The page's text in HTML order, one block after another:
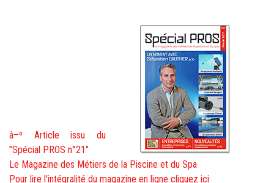
â–º Article issu du
"Spécial PROS n°21"
Le Magazine des Métiers de la Piscine et du Spa
Pour lire l'intégralité du magazine en ligne cliquez ici